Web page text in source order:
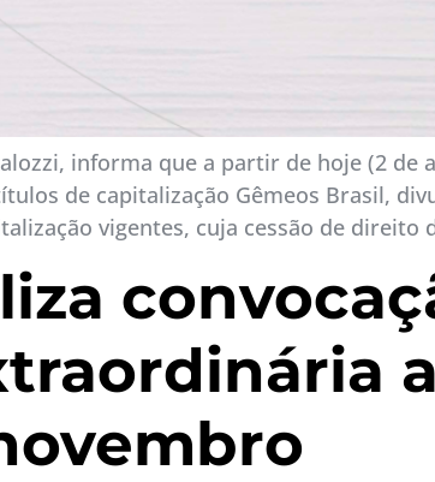
informa que a partir de hoje (2 de
de capitalização Gêmeos Brasil,
vigentes, cuja cessão de direito